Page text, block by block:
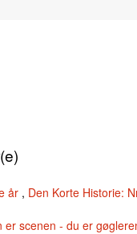
år , Den Korte Historie:
er scenen - du er